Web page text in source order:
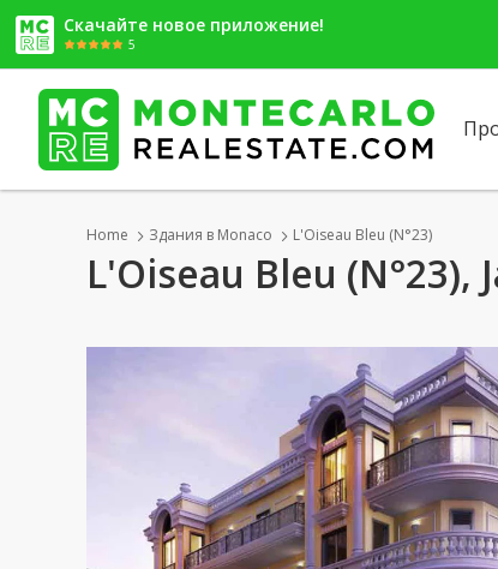
Скачайте новое приложение!
5
Home Здания в Monaco L'Oiseau Bleu (N°23)
L'Oiseau Bleu (N°23),